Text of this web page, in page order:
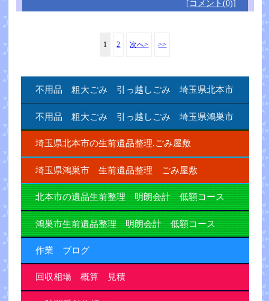
[コメント(0)]
1 2 次へ> >>
不用品 粗大ごみ 引っ越しごみ 埼玉県北本市
不用品 粗大ごみ 引っ越しごみ 埼玉県鴻巣市
埼玉県北本市の生前遺品整理.ごみ屋敷
埼玉県鴻巣市 生前遺品整理 ごみ屋敷
北本市の遺品生前整理 明朗会計 低額コース
鴻巣市生前遺品整理 明朗会計 低額コース
作業 ブログ
回収相場 概算 見積